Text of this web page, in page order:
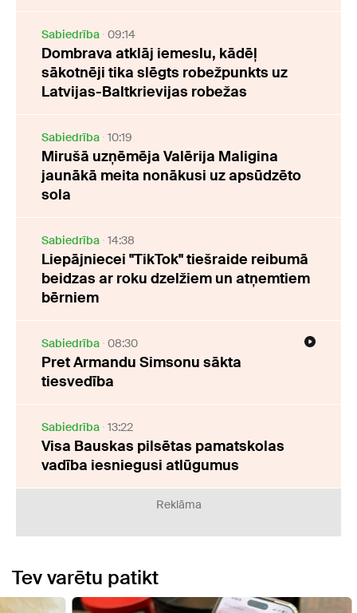
Sabiedrība 09:14
Dombrava atklāj iemeslu, kādēļ
sākotnēji tika slēgts robežpunkts uz
Latvijas-Baltkrievijas robežas
Sabiedrība 10:19
Mirušā uzņēmēja Valērija Maligina
jaunākā meita nonākusi uz apsūdzēto
sola
Sabiedrība 14:38
Liepājniecei "TikTok" tiešraide reibumā
beidzas ar roku dzelžiem un atņemtiem
bērniem
Sabiedrība 08:30
Pret Armandu Simsonu sākta
tiesvedība
Sabiedrība 13:22
Visa Bauskas pilsētas pamatskolas
vadība iesniegusi atlūgumus
Reklāma
Tev varētu patikt